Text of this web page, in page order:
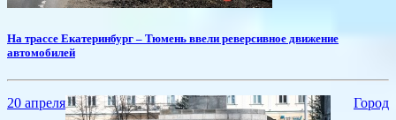
На трассе Екатеринбург – Тюмень ввели реверсивное движение
автомобилей
20 апреля Город